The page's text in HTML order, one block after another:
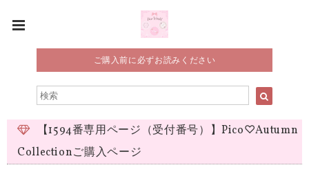
ご購入前に必ずお読みください
【1594番専用ページ（受付番号）】Pico♡Autumn
Collectionご購入ページ